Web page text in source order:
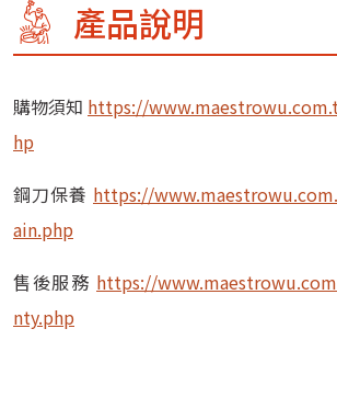
產品說明
購物須知 https://
hp
鋼刀保養 https://
ain.php
售後服務 https://
nty.php